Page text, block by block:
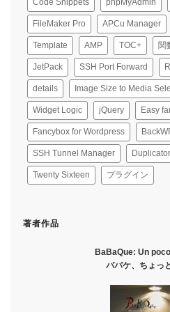
FileMaker Pro APCu Manager
Template AMP TOC+ 関
JetPack SSH Port Forward
details Image Size to Media
Widget Logic jQuery Easy
Fancybox for Wordpress
SSH Tunnel Manager Duplicator
Twenty Sixteen プラグイン
著者作品
BaBaQue: Un
ババケ、ちょっ